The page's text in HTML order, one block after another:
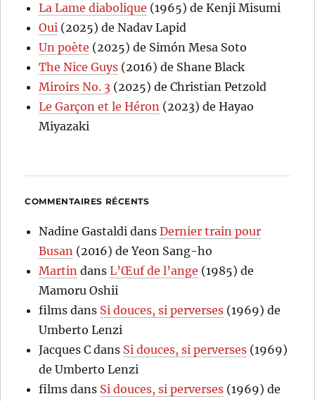
La Lame diabolique (1965) de Kenji Misumi
Oui (2025) de Nadav Lapid
Un poète (2025) de Simón Mesa Soto
The Nice Guys (2016) de Shane Black
Miroirs No. 3 (2025) de Christian Petzold
Le Garçon et le Héron (2023) de Hayao
Miyazaki
COMMENTAIRES RÉCENTS
Nadine Gastaldi dansDernier train pour
Busan (2016) de Yeon Sang-ho
Martin dansL’Œuf de l’ange (1985) de
Mamoru Oshii
films dans Si douces, si perverses (1969) de
Umberto Lenzi
Jacques C dans Si douces, si perverses (1969)
de Umberto Lenzi
films dans Si douces, si perverses (1969) de